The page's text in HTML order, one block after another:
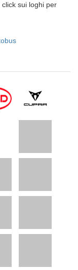
click sui loghi per